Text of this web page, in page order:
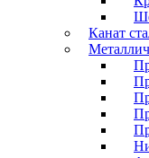
Канат